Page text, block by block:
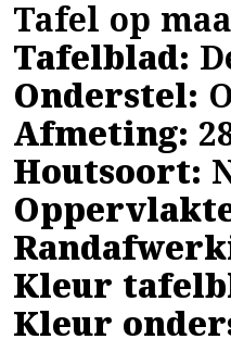
Tafel op
Tafelblad:
Onderstel:
Afmeting:
Houtsoort:
Kleur